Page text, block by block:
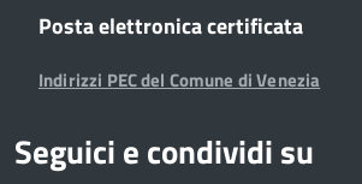
Posta elettronica certificata
Indirizzi PEC del Comune di Venezia
Seguici e condividi su